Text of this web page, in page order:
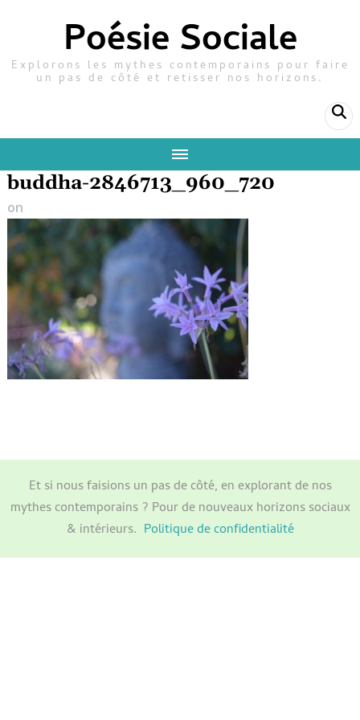
Poésie Sociale
Explorons les mythes contemporains pour faire
un pas de côté et retisser nos horizons.
buddha-2846713_960_720
on
Et si nous faisions un pas de côté, en explorant de nos
mythes contemporains ? Pour de nouveaux horizons sociaux
& intérieurs. Politique de confidentialité